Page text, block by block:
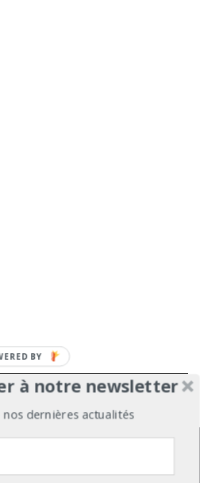
Partenariats Les Experts
à notre newsletter
nos dernières actualités